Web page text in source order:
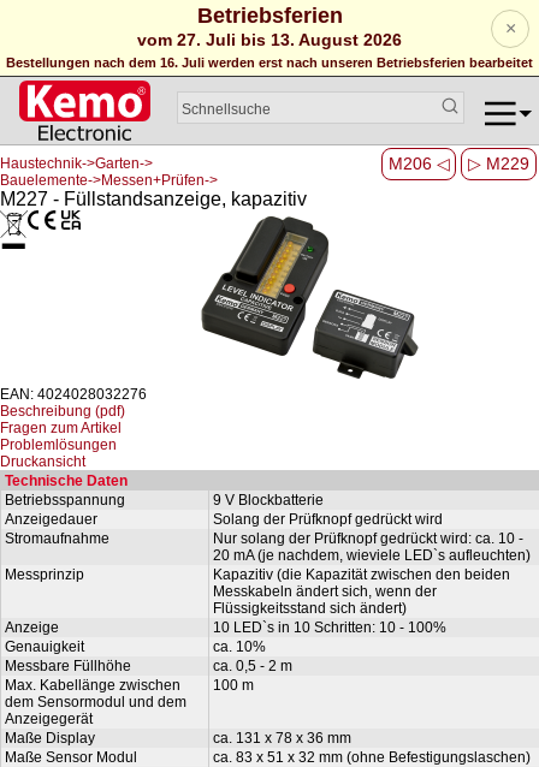
Betriebsferien
vom 27. Juli bis 13. August 2026
Bestellungen nach dem 16. Juli werden erst nach unseren Betriebsferien bearbeitet
×
M206 ◁ ▷ M229
Haustechnik->Garten->
Bauelemente->Messen+Prüfen->
M227 - Füllstandsanzeige, kapazitiv
EAN: 4024028032276
Beschreibung (pdf)
Fragen zum Artikel
Problemlösungen
Druckansicht
Technische Daten
Betriebsspannung
9 V Blockbatterie
Anzeigedauer
Solang der Prüfknopf gedrückt wird
Stromaufnahme
Nur solang der Prüfknopf gedrückt wird: ca. 10 -
20 mA (je nachdem, wieviele LED`s aufleuchten)
Messprinzip
Kapazitiv (die Kapazität zwischen den beiden
Messkabeln ändert sich, wenn der
Flüssigkeitsstand sich ändert)
Anzeige
10 LED`s in 10 Schritten: 10 - 100%
Genauigkeit
ca. 10%
Messbare Füllhöhe
ca. 0,5 - 2 m
Max. Kabellänge zwischen
dem Sensormodul und dem
Anzeigegerät
100 m
Maße Display
ca. 131 x 78 x 36 mm
Maße Sensor Modul
ca. 83 x 51 x 32 mm (ohne Befestigungslaschen)